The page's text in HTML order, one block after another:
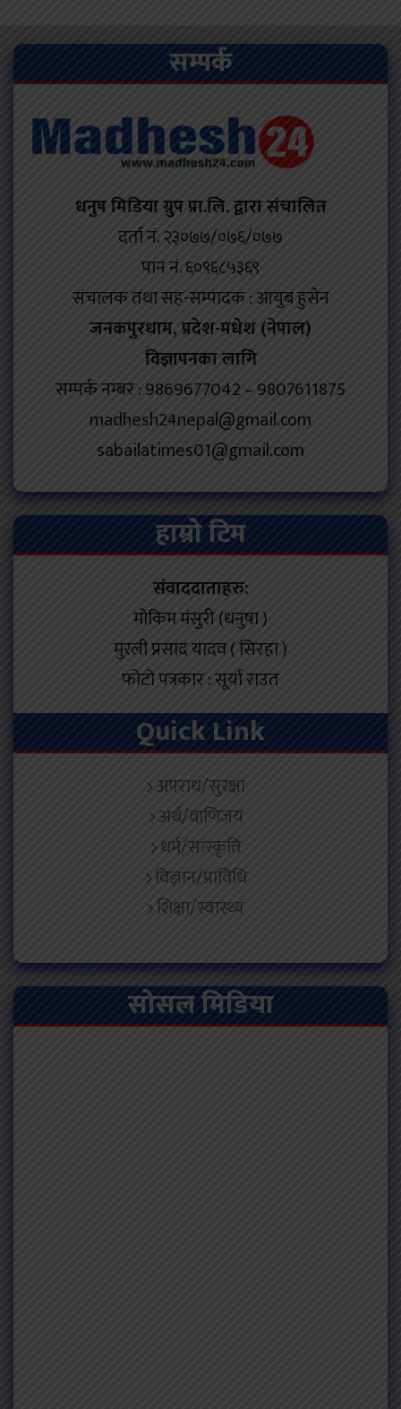
सम्पर्क
धनुष मिडिया ग्रुप प्रा.लि. द्वारा संचालित
दर्ता नं. २३०७७/०७६/०७७
पान नं. ६०९६८५३६९
संचालक तथा सह-सम्पादक : आयुब हुसेन
जनकपुरधाम, प्रदेश-मधेश (नेपाल)
विज्ञापनका लागि
सम्पर्क नम्बर : 9869677042 – 9807611875
madhesh24nepal@gmail.com
sabailatimes01@gmail.com
हाम्रो टिम
संवाददाताहरु:
मोकिम मंसुरी (धनुषा )
मुरली प्रसाद यादव ( सिरहा )
फोटो पत्रकार : सूर्या राउत
Quick Link
अपराध/सुरक्षा
अर्थ/वाणिजय
धर्म/सांस्कृति
विज्ञान/प्राविधि
शिक्षा/स्वास्थ्य
सोसल मिडिया